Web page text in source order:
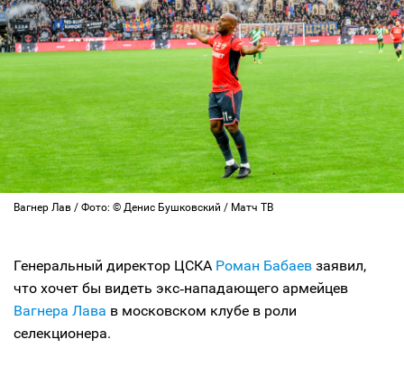
Вагнер Лав / Фото: © Денис Бушковский / Матч ТВ
Генеральный директор ЦСКА Роман Бабаев заявил,
что хочет бы видеть экс‑нападающего армейцев
Вагнера Лава в московском клубе в роли
селекционера.